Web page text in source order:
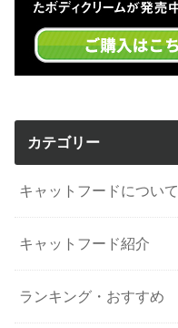
カテゴリー
キャットフードについて
キャットフード紹介
ランキング・おすすめ